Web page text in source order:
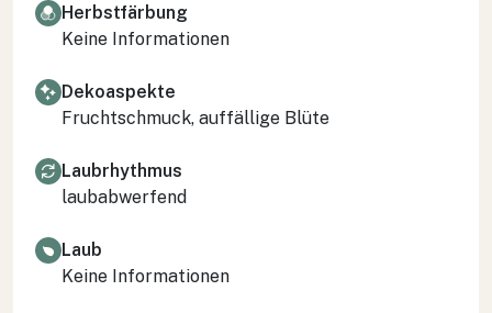
Herbstfärbung
Keine Informationen
Dekoaspekte
Fruchtschmuck, auffällige Blüte
Laubrhythmus
laubabwerfend
Laub
Keine Informationen